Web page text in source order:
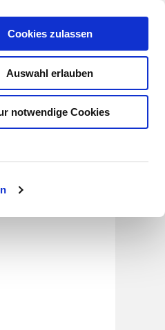
Cookies zulassen
Auswahl erlauben
notwendige Cookies
Kundenlogin
Suche